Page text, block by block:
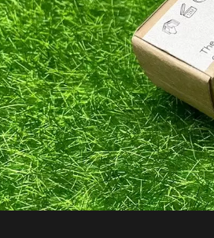
Pasta De PP De Mão